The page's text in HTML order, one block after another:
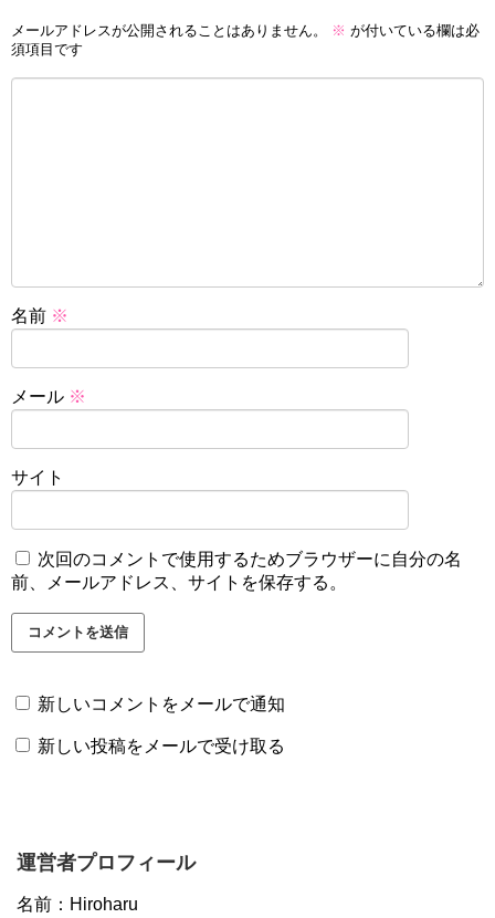
メールアドレスが公開されることはありません。 ※ が付いている欄は必
須項目です
名前 ※
メール ※
サイト
次回のコメントで使用するためブラウザーに自分の名
前、メールアドレス、サイトを保存する。
新しいコメントをメールで通知
新しい投稿をメールで受け取る
運営者プロフィール
名前：Hiroharu